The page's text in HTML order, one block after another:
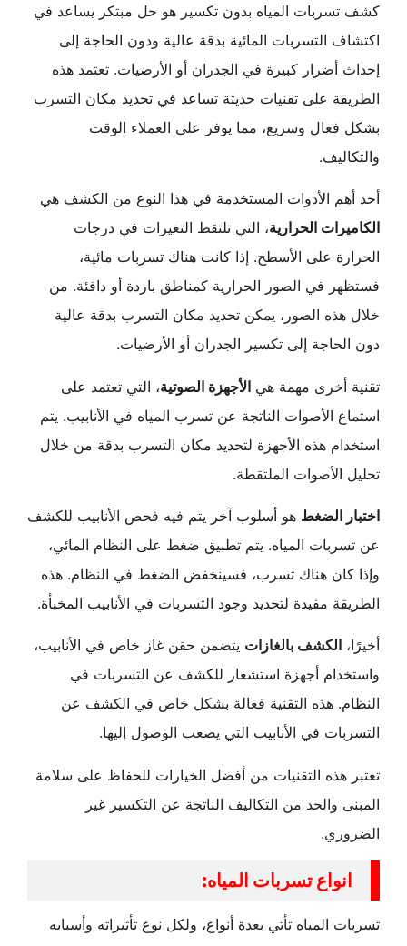
كشف تسربات المياه بدون تكسير هو حل مبتكر يساعد في
اكتشاف التسربات المائية بدقة عالية ودون الحاجة إلى
إحداث أضرار كبيرة في الجدران أو الأرضيات. تعتمد هذه
الطريقة على تقنيات حديثة تساعد في تحديد مكان التسرب
بشكل فعال وسريع، مما يوفر على العملاء الوقت
والتكاليف.
أحد أهم الأدوات المستخدمة في هذا النوع من الكشف هي
الكاميرات الحرارية، التي تلتقط التغيرات في درجات
الحرارة على الأسطح. إذا كانت هناك تسربات مائية،
فستظهر في الصور الحرارية كمناطق باردة أو دافئة. من
خلال هذه الصور، يمكن تحديد مكان التسرب بدقة عالية
دون الحاجة إلى تكسير الجدران أو الأرضيات.
تقنية أخرى مهمة هي الأجهزة الصوتية، التي تعتمد على
استماع الأصوات الناتجة عن تسرب المياه في الأنابيب. يتم
استخدام هذه الأجهزة لتحديد مكان التسرب بدقة من خلال
تحليل الأصوات الملتقطة.
اختبار الضغط هو أسلوب آخر يتم فيه فحص الأنابيب للكشف
عن تسربات المياه. يتم تطبيق ضغط على النظام المائي،
وإذا كان هناك تسرب، فسينخفض الضغط في النظام. هذه
الطريقة مفيدة لتحديد وجود التسربات في الأنابيب المخبأة.
أخيرًا، الكشف بالغازات يتضمن حقن غاز خاص في الأنابيب،
واستخدام أجهزة استشعار للكشف عن التسربات في
النظام. هذه التقنية فعالة بشكل خاص في الكشف عن
التسربات في الأنابيب التي يصعب الوصول إليها.
تعتبر هذه التقنيات من أفضل الخيارات للحفاظ على سلامة
المبنى والحد من التكاليف الناتجة عن التكسير غير
الضروري.
انواع تسربات المياه:
تسربات المياه تأتي بعدة أنواع، ولكل نوع تأثيراته وأسبابه